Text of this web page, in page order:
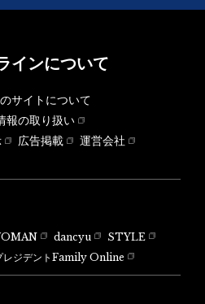
インについて
サイトについて
報の取り扱い
広告掲載
運営会社
dancyu
STYLE
レジデントFamily Online